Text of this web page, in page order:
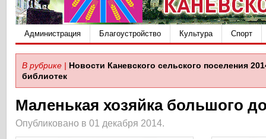
Администрация Благоустройство Культура Спорт
В рубрике | Новости Каневского сельского поселения
библиотек
Маленькая хозяйка большого
Опубликовано в 01 декабря 2014.